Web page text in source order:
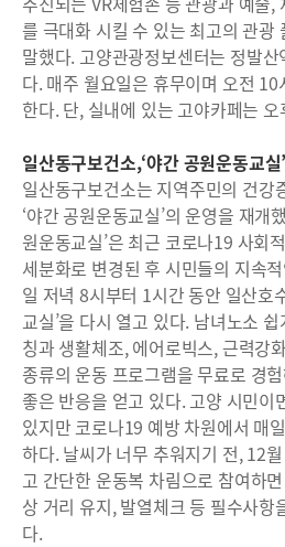
를 극대화 시킬 수 있는 최고의 관광
말했다. 고양관광정보센터는 정발
다. 매주 월요일은 휴무이며 오전
한다. 단, 실내에 있는 고야카페는
일산동구보건소,‘야간 공원운동교실
일산동구보건소는 지역주민의 건강
‘야간 공원운동교실’의 운영을 재개
원운동교실’은 최근 코로나19 사회
세분화로 변경된 후 시민들의 지속
일 저녁 8시부터 1시간 동안 일산호
교실’을 다시 열고 있다. 남녀노소
칭과 생활체조, 에어로빅스, 근력강
종류의 운동 프로그램을 무료로 경
좋은 반응을 얻고 있다. 고양 시민이
있지만 코로나19 예방 차원에서 매
하다. 날씨가 너무 추워지기 전, 12
고 간단한 운동복 차림으로 참여하
상 거리 유지, 발열체크 등 필수사항
다.